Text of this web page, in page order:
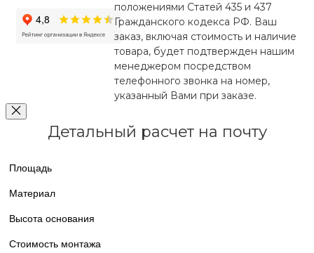
положениями Статей 435 и 437
Гражданского кодекса РФ. Ваш
заказ, включая стоимость и наличие
товара, будет подтвержден нашим
менеджером посредством
телефонного звонка на номер,
указанный Вами при заказе.
Детальный расчет на почту
Площадь
Материал
Высота основания
Стоимость монтажа